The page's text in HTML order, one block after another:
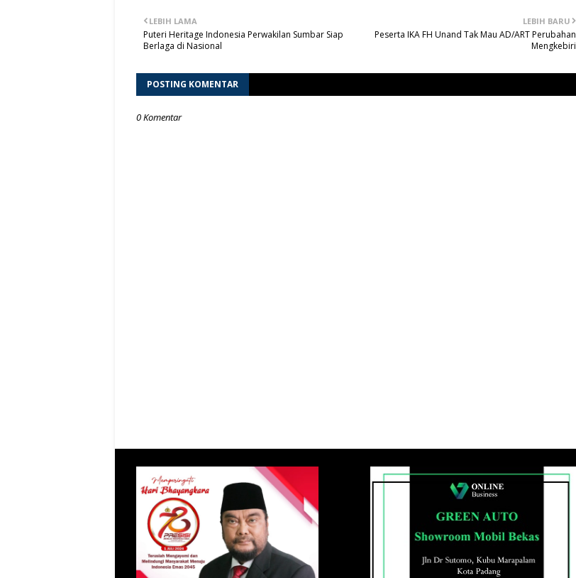
LEBIH BARU
Peserta IKA FH Unand Tak Mau AD/ART Perubahan
Mengkebiri
LEBIH LAMA
Puteri Heritage Indonesia Perwakilan Sumbar Siap
Berlaga di Nasional
POSTING KOMENTAR
0 Komentar